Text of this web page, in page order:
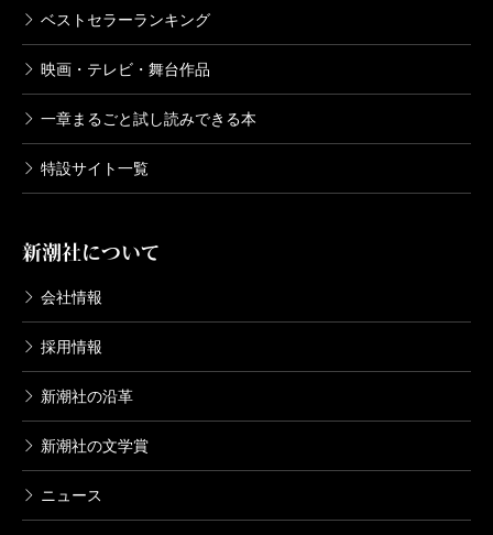
ベストセラーランキング
映画・テレビ・舞台作品
一章まるごと試し読みできる本
特設サイト一覧
新潮社について
会社情報
採用情報
新潮社の沿革
新潮社の文学賞
ニュース